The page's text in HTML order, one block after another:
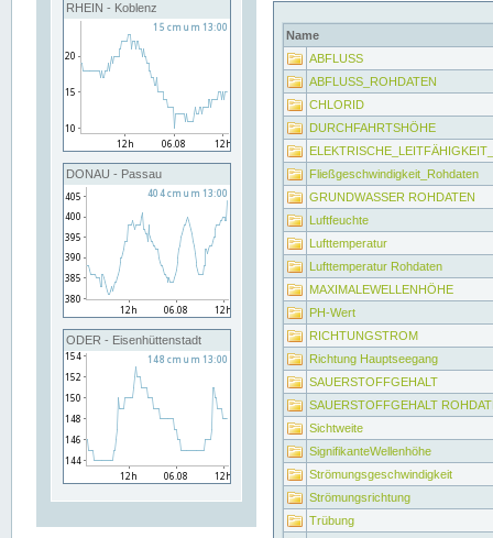
RHEIN - Koblenz
DONAU - Passau
ODER - Eisenhüttenstadt
Name
ABFLUSS
ABFLUSS_ROHDATEN
CHLORID
DURCHFAHRTSHÖHE
Fließgeschwindigkeit_Rohdaten
GRUNDWASSER ROHDATEN
Luftfeuchte
Lufttemperatur
Lufttemperatur Rohdaten
MAXIMALEWELLENHÖHE
PH-Wert
RICHTUNGSTROM
Richtung Hauptseegang
SAUERSTOFFGEHALT
SAUERSTOFFGEHALT
Sichtweite
SignifikanteWellenhöhe
Strömungsgeschwindigkeit
Strömungsrichtung
Trübung